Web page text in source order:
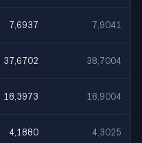
7,6937 7,9041
37,6702 38,7004
18,3973 18,9004
4,1880 4,3025